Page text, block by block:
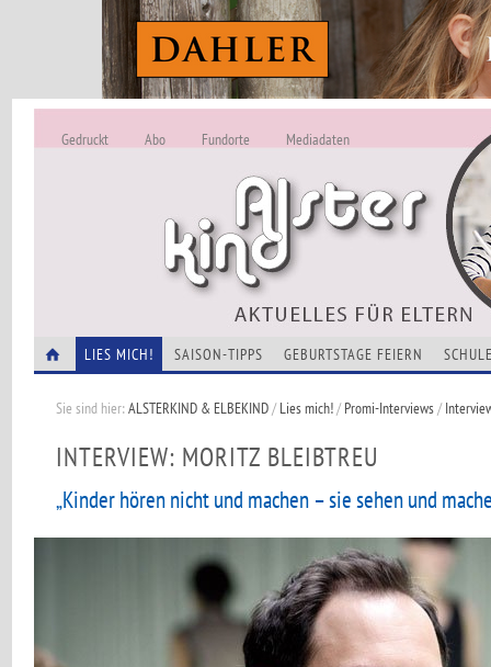
ALSTERKIND -
Alles Neu
Gedruckt Abo Fundorte Mediadaten
LIES MICH! SAISON-TIPPS GEBURTSTAGE FEIERN
Sie sind hier:ALSTERKIND & ELBEKIND/Lies mich!/Promi-Interviews/
INTERVIEW: MORITZ BLEIBTREU
„Kinder hören nicht und machen – sie sehen und